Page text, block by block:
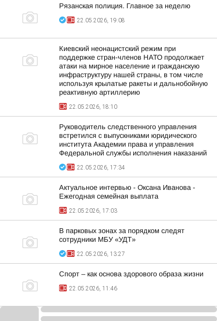
Рязанская полиция. Главное за неделю
22.05.2026, 19:08
Киевский неонацистский режим при
поддержке стран-членов НАТО продолжает
атаки на мирное население и гражданскую
инфраструктуру нашей страны, в том числе
используя крылатые ракеты и дальнобойную
реактивную артиллерию
22.05.2026, 18:10
Руководитель следственного управления
встретился с выпускниками юридического
института Академии права и управления
Федеральной службы исполнения наказаний
22.05.2026, 17:34
Актуальное интервью - Оксана Иванова -
Ежегодная семейная выплата
22.05.2026, 17:03
В парковых зонах за порядком следят
сотрудники МБУ «УДТ»
22.05.2026, 13:27
Спорт – как основа здорового образа жизни
22.05.2026, 11:46